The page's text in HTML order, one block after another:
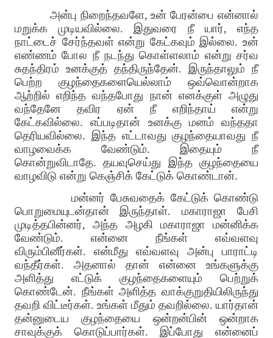
அன்பு நிறைந்தவளே, உன் பேரன்பை என்னால்
மறுக்க முடியவில்லை. இதுவரை நீ யார், எந்த
நாட்டைச் சேர்ந்தவள் என்று கேட்கவும் இல்லை. உன்
எண்ணம் போல நீ நடந்து கொள்ளலாம் என்று சர்வ
சுதந்திரம் உனக்குத் தந்திருந்தேன். இருந்தாலும் நீ
பெற்ற குழந்தைகளையெல்லாம் ஒவ்வொன்றாக
ஆற்றில் எறிந்த வந்தபோது நான் எனக்குள் அழுது
வந்தேனே தவிர ஏன் நீ எறிந்தாய் என்று
கேட்கவில்லை. எப்படிதான் உனக்கு மனம் வந்ததா
தெரியவில்லை. இந்த எட்டாவது குழந்தையாவது நீ
வாழவைக்க வேண்டும். இதையும் நீ
கொன்றுவிடாதே. தயவுசெய்து இந்த குழந்தையை
வாழவிடு என்று கெஞ்சிக் கேட்டுக் கொண்டான்.
மன்னர் பேசுவதைக் கேட்டுக் கொண்டு
பொறுமையுடன்தான் இருந்தாள். மகாராஜா பேசி
முடித்தபின்னர், அந்த அழகி மகாராஜா மன்னிக்க
வேண்டும். என்னை நீங்கள் எவ்வளவு
விரும்பினீர்கள். என்மீது எவ்வளவு அன்பு பாராட்டி
வந்தீர்கள். அதனால் தான் என்னை உங்களுக்கு
அளித்து எட்டுக் குழந்தைகளையும் பெற்றுக்
கொண்டேன். நீங்கள் அளித்த வாக்குறுதியிலிருந்து
தவறி விட்டீர்கள். உங்கள் மீதும் தவறில்லை. யார்தான்
தன்னுடைய குழந்தையை ஒன்றன்பின் ஒன்றாக
சாவுக்குக் கொடுப்பார்கள். இப்போது என்னைப்